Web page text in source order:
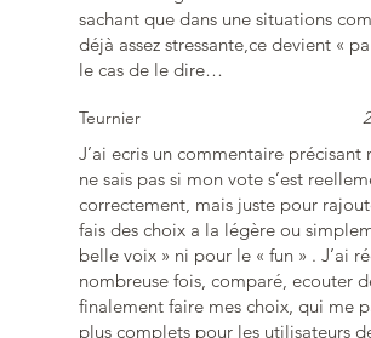
sachant que dans une situations
déjà assez stressante,ce devient «
le cas de le dire…
Teurnier
J’ai ecris un commentaire précisant
ne sais pas si mon vote s’est
correctement, mais juste pour
fais des choix a la légère ou
belle voix » ni pour le « fun » . J’ai
nombreuse fois, comparé, ecouter
finalement faire mes choix, qui me
plus complets pour les utilisateurs